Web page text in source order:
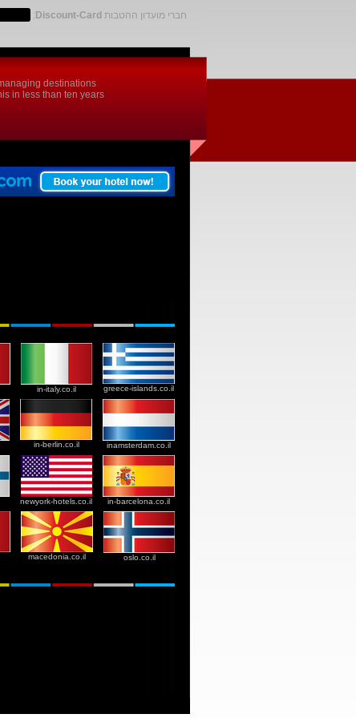
חברי מועדון ההטבות Discount-Card
:
destinations
in less than ten years.
greece-islands.co.il
in-italy.co.il
inamsterdam.co.il
in-berlin.co.il
in-barcelona.co.il
newyork-hotels.co.il
oslo.co.il
macedonia.co.il